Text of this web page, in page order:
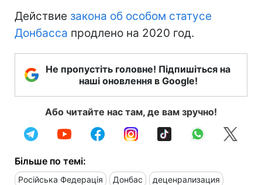
Действие закона об особом статусе
Донбасса продлено на 2020 год.
Не пропустіть головне! Підпишіться на
наші оновлення в Google!
Або читайте нас там, де вам зручно!
Більше по темі:
Російська Федерація Донбас деценрализация